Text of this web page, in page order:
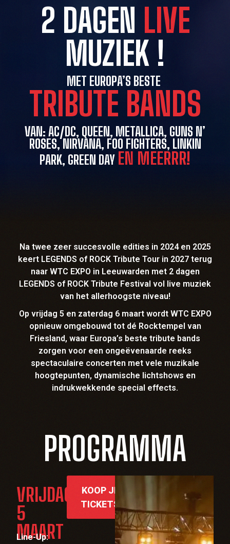
2 DAGEN LIVE
MUZIEK !
MET EUROPA’S BESTE
TRIBUTE BANDS
VAN: AC/DC, QUEEN, METALLICA, GUNS N’
ROSES, NIRVANA, FOO FIGHTERS, LINKIN
PARK, GREEN DAY EN MEERRR!
Na twee zeer succesvolle edities in 2024 en 2025
keert LEGENDS of ROCK Tribute Tour in 2027 terug
naar WTC EXPO in Leeuwarden met 2 dagen
LEGENDS of ROCK Tribute Festival vol live muziek
van het allerhoogste niveau!
Op vrijdag 5 en zaterdag 6 maart wordt WTC EXPO
opnieuw omgebouwd tot dé Rocktempel van
Friesland, waar Europa’s beste tribute bands
zorgen voor een ongeëvenaarde reeks
spectaculaire concerten met vele muzikale
hoogtepunten, dynamische lichtshows en
indrukwekkende special effects.
PROGRAMMA
VRIJDAG
5
MAART
KOOP JE
TICKETS
Line-Up: